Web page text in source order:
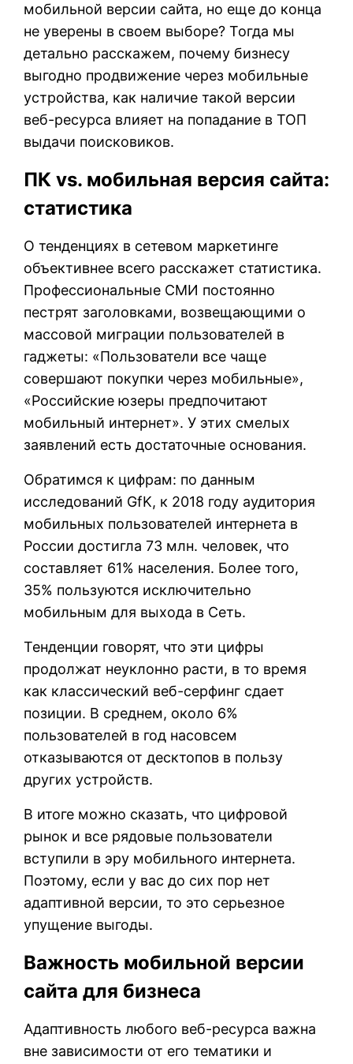
мобильной версии сайта, но еще до конца
не уверены в своем выборе? Тогда мы
детально расскажем, почему бизнесу
выгодно продвижение через мобильные
устройства, как наличие такой версии
веб-ресурса влияет на попадание в ТОП
выдачи поисковиков.
ПК vs. мобильная версия сайта:
статистика
О тенденциях в сетевом маркетинге
объективнее всего расскажет статистика.
Профессиональные СМИ постоянно
пестрят заголовками, возвещающими о
массовой миграции пользователей в
гаджеты: «Пользователи все чаще
совершают покупки через мобильные»,
«Российские юзеры предпочитают
мобильный интернет». У этих смелых
заявлений есть достаточные основания.
Обратимся к цифрам: по данным
исследований GfK, к 2018 году аудитория
мобильных пользователей интернета в
России достигла 73 млн. человек, что
составляет 61% населения. Более того,
35% пользуются исключительно
мобильным для выхода в Сеть.
Тенденции говорят, что эти цифры
продолжат неуклонно расти, в то время
как классический веб-серфинг сдает
позиции. В среднем, около 6%
пользователей в год насовсем
отказываются от десктопов в пользу
других устройств.
В итоге можно сказать, что цифровой
рынок и все рядовые пользователи
вступили в эру мобильного интернета.
Поэтому, если у вас до сих пор нет
адаптивной версии, то это серьезное
упущение выгоды.
Важность мобильной версии
сайта для бизнеса
Адаптивность любого веб-ресурса важна
вне зависимости от его тематики и